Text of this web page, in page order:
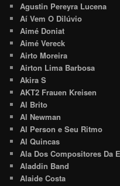
Agustin Pereyra Lucena
Aí Vem O Dilúvio
Aimé Doniat
Aimé Vereck
Airto Moreira
Airton Lima Barbosa
Akira S
AKT2 Frauen Kreisen
Al Brito
Al Newman
Al Person e Seu Ritmo
Al Quincas
Ala Dos Compositores Da
Aladdin Band
Alaide Costa